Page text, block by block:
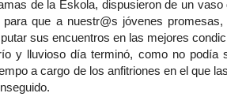
de la Eskola, dispusieron de un
para que a nuestr@s jóvenes
sus encuentros en las mejores
lluvioso día terminó, como no podía
a cargo de los anfitriones en el que